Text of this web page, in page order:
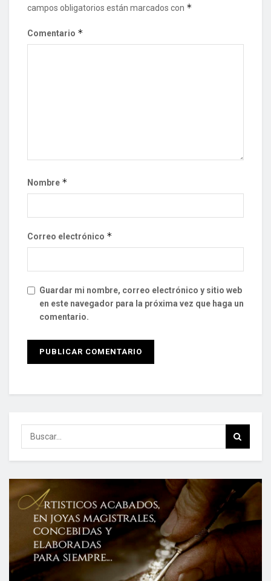
campos obligatorios están marcados con *
Comentario *
Nombre *
Correo electrónico *
Guardar mi nombre, correo electrónico y sitio web
en este navegador para la próxima vez que haga un
comentario.